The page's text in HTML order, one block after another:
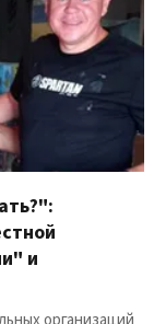
и